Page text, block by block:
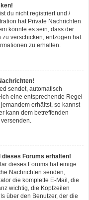
du nicht registriert und /
hat Private Nachrichten
könnte es sein, dass der
verschicken, entzogen hat.
zu erhalten.
sendet, automatisch
eine entsprechende Regel
erhältst, so kannst
kann dem betreffenden
dieses Forums erhalten!
dieses Forums hat einige
Nachrichten senden,
die komplette E-Mail, die
wichtig, die Kopfzeilen
über den Benutzer, der die